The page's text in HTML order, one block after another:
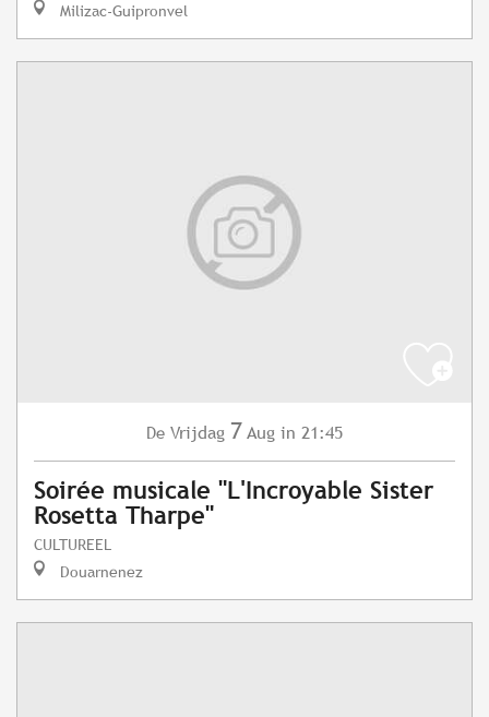
Milizac-Guipronvel
De Vrijdag 7 Aug in 21:45
Soirée musicale "L'Incroyable Sister
Rosetta Tharpe"
CULTUREEL
Douarnenez